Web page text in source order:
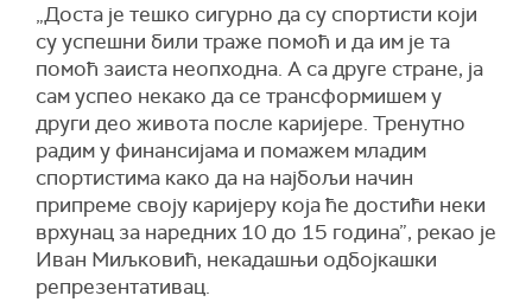
„Доста је тешко сигурно да су спортисти који
су успешни били траже помоћ и да им је та
помоћ заиста неопходна. А са друге стране, ја
сам успео некако да се трансформишем у
други део живота после каријере. Тренутно
радим у финансијама и помажем младим
спортистима како да на најбољи начин
припреме своју каријеру која ће достићи неки
врхунац за наредних 10 до 15 година”, рекао је
Иван Миљковић, некадашњи одбојкашки
репрезентативац.